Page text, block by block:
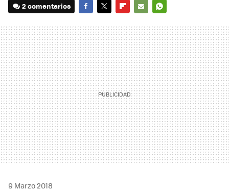
2 comentarios
MAIL
9 Marzo 2018